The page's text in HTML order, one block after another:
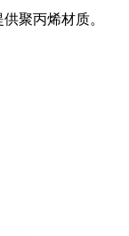
聚丙烯材质。